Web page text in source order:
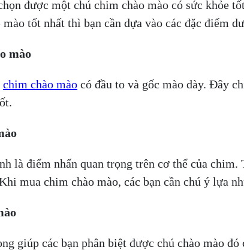
được một chú chim chào mào có sức khỏe
tốt nhất thì bạn cần dựa vào các đặc điểm
mào
chim chào mào có đầu to và gốc mào dày. Đây
là điểm nhấn quan trọng trên cơ thể của
mua chim chào mào, các bạn cần chú ý lựa
giúp các bạn phân biệt được chú chào mào